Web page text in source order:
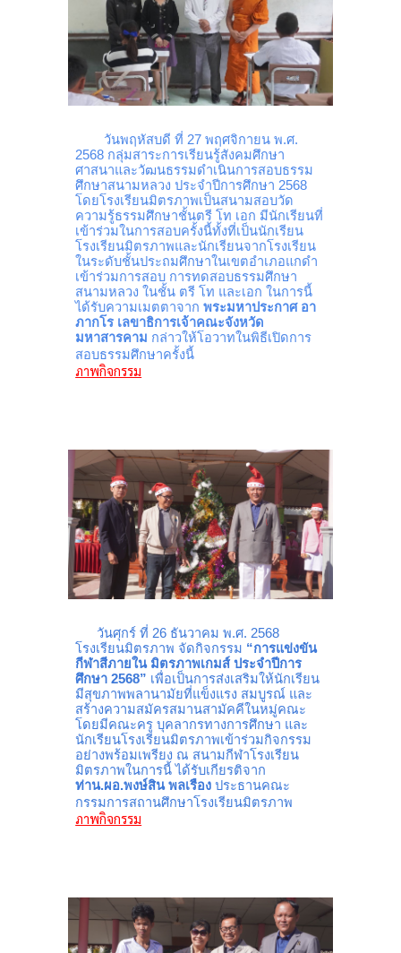
วันพฤหัสบดี ที่ 27 พฤศจิกายน พ.ศ.
2568 กลุ่มสาระการเรียนรู้สังคมศึกษา
ศาสนาและวัฒนธรรมดำเนินการสอบธรรม
ศึกษาสนามหลวง ประจำปีการศึกษา 2568
โดยโรงเรียนมิตรภาพเป็นสนามสอบวัด
ความรู้ธรรมศึกษาชั้นตรี โท เอก มีนักเรียนที่
เข้าร่วมในการสอบครั้งนี้ทั้งที่เป็นนักเรียน
โรงเรียนมิตรภาพและนักเรียนจากโรงเรียน
ในระดับชั้นประถมศึกษาในเขตอำเภอแกดำ
เข้าร่วมการสอบ การทดสอบธรรมศึกษา
สนามหลวง ในชั้น ตรี โท และเอก ในการนี้
ได้รับความเมตตาจากพระมหาประกาศ อา
ภากโร เลขาธิการเจ้าคณะจังหวัด
มหาสารคาม กล่าวให้โอวาทในพิธีเปิดการ
สอบธรรมศึกษาครั้งนี้
ภาพกิจกรรม
วันศุกร์ ที่ 26 ธันวาคม พ.ศ. 2568
โรงเรียนมิตรภาพ จัดกิจกรรม “การแข่งขัน
กีฬาสีภายใน มิตรภาพเกมส์ ประจำปีการ
ศึกษา 2568” เพื่อเป็นการส่งเสริมให้นักเรียน
มีสุขภาพพลานามัยที่แข็งแรง สมบูรณ์ และ
สร้างความสมัครสมานสามัคคีในหมู่คณะ
โดยมีคณะครู บุคลากรทางการศึกษา และ
นักเรียนโรงเรียนมิตรภาพเข้าร่วมกิจกรรม
อย่างพร้อมเพรียง ณ สนามกีฬาโรงเรียน
มิตรภาพในการนี้ ได้รับเกียรติจาก
ท่าน.ผอ.พงษ์สิน พลเรือง ประธานคณะ
กรรมการสถานศึกษาโรงเรียนมิตรภาพ
ภาพกิจกรรม